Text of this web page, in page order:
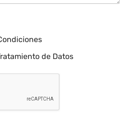
de Datos